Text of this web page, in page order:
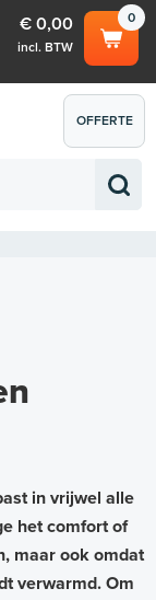
0
€ 0,00
incl. BTW
€ 0,00
OFFERTE
AANVRAGEN
in vrijwel alle
het comfort of
maar ook omdat
verwarmd. Om